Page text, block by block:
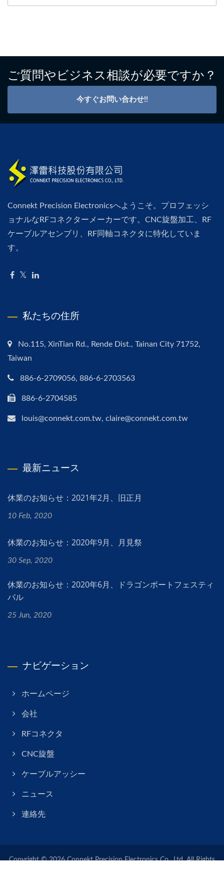
ご質問やビジネス相談が必要ですか？
今すぐお問い合わせ!!
Connekt Precision Electronicsへようこそ。プロフェッシ
ョナルなRFコネクターメーカーです。CNC旋盤加工、RF
ケーブルアセンブリ、RF同軸コネクタに特化していま
す。
私たちの住所
No.115, XinTian Rd., Rende Dist., Tainan City 71752,
Taiwan
886-6-2709056, 886-6-2703563
886-6-2704585
louis@connekt.com.tw, claire@connekt.com.tw
最新ニュース
休業のお知らせ：2021年2月、旧正月
10 Feb, 2020
休業のお知らせ：2020年9月、月見祭
30 Sep, 2020
休業のお知らせ：2020年6月、ドラゴンボートフェスティ
バル
25 Jun, 2020
ナビゲーション
ホームページ
会社
RFコネクタ
CNC旋盤
ケーブルアッシー
ニュース
連絡先
Copyright © 2026Connekt Precision Electronics Co., Ltd.All Rights